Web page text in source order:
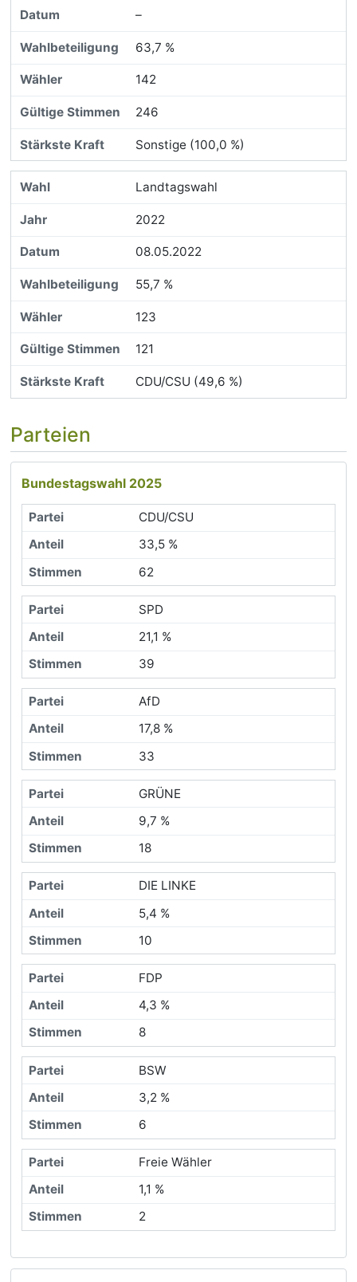
–
63,7 %
142
246
Sonstige (100,0 %)
Landtagswahl
2022
08.05.2022
55,7 %
123
121
CDU/CSU (49,6 %)
Parteien
Bundestagswahl 2025
CDU/CSU
33,5 %
62
SPD
21,1 %
39
AfD
17,8 %
33
GRÜNE
9,7 %
18
DIE LINKE
5,4 %
10
FDP
4,3 %
8
BSW
3,2 %
6
Freie Wähler
1,1 %
2